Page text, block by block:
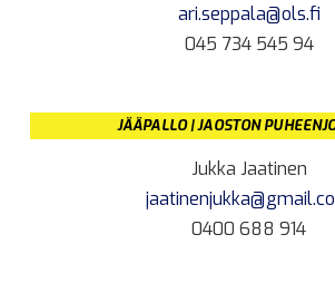
ari.seppala@ols.fi
045 734 545 94
JÄÄPALLO | JAOSTON
Jukka Jaatinen
0400 688 914